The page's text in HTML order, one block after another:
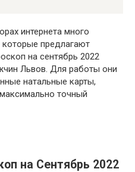
интернета много
предлагают
на сентябрь 2022
Львов. Для работы они
натальные карты,
точный
на Сентябрь 2022